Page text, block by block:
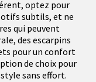
optez pour
subtils, et ne
qui peuvent
des escarpins
pour un confort
de choix pour
sans effort.